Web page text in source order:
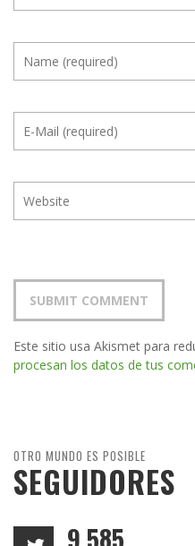
Este sitio usa Akismet para
procesan los datos de tus
OTRO MUNDO ES POSIBLE
SEGUIDORES
9,585